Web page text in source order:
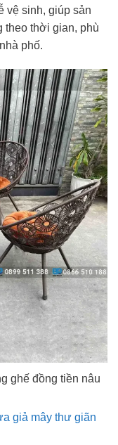
vệ sinh, giúp sản
theo thời gian, phù
phố.
ghế đồng tiền nâu
giả mây thư giãn